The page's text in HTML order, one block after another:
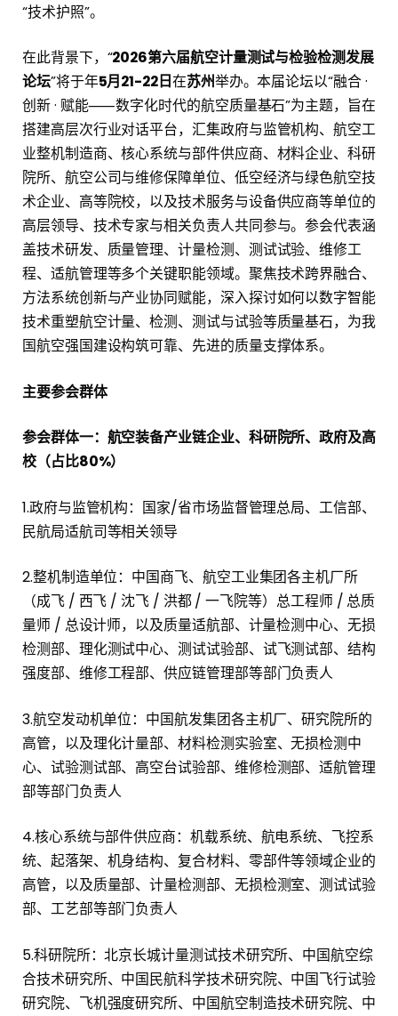
“技术护照”。
在此背景下，“2026第六届航空计量测试与检验检测发展
论坛”将于年5月21-22日在苏州举办。本届论坛以“融合 ·
创新 · 赋能⸺数字化时代的航空质量基石”为主题，旨在
搭建高层次行业对话平台，汇集政府与监管机构、航空工
业整机制造商、核心系统与部件供应商、材料企业、科研
院所、航空公司与维修保障单位、低空经济与绿色航空技
术企业、高等院校，以及技术服务与设备供应商等单位的
高层领导、技术专家与相关负责人共同参与。参会代表涵
盖技术研发、质量管理、计量检测、测试试验、维修工
程、适航管理等多个关键职能领域。聚焦技术跨界融合、
方法系统创新与产业协同赋能，深入探讨如何以数字智能
技术重塑航空计量、检测、测试与试验等质量基石，为我
国航空强国建设构筑可靠、先进的质量支撑体系。
主要参会群体
参会群体一：航空装备产业链企业、科研院所、政府及高
校（占比80%）
1.政府与监管机构：国家/省市场监督管理总局、工信部、
民航局适航司等相关领导
2.整机制造单位：中国商飞、航空工业集团各主机厂所
（成飞 / 西飞 / 沈飞 / 洪都 / 一飞院等）总工程师 / 总质
量师 / 总设计师，以及质量适航部、计量检测中心、无损
检测部、理化测试中心、测试试验部、试飞测试部、结构
强度部、维修工程部、供应链管理部等部门负责人
3.航空发动机单位：中国航发集团各主机厂、研究院所的
高管，以及理化计量部、材料检测实验室、无损检测中
心、试验测试部、高空台试验部、维修检测部、适航管理
部等部门负责人
4.核心系统与部件供应商：机载系统、航电系统、飞控系
统、起落架、机身结构、复合材料、零部件等领域企业的
高管，以及质量部、计量检测部、无损检测室、测试试验
部、工艺部等部门负责人
5.科研院所：北京长城计量测试技术研究所、中国航空综
合技术研究所、中国民航科学技术研究院、中国飞行试验
研究院、飞机强度研究所、中国航空制造技术研究院、中